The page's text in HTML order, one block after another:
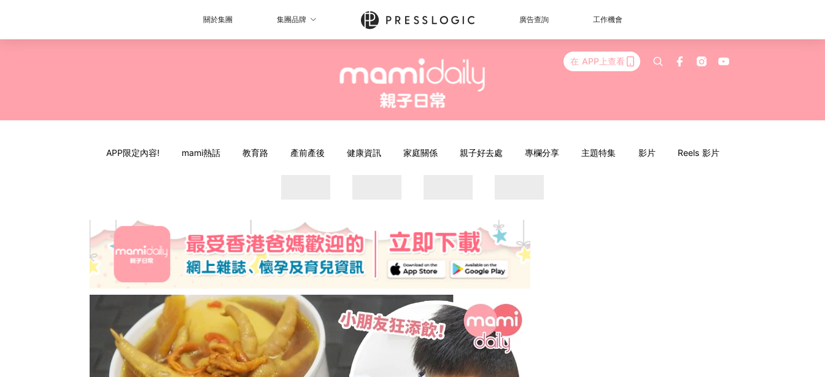
關於集團 集團品牌 廣告查詢 工作機會
在 APP上查看
APP限定內容! mami熱話 教育路 產前產後 健康資訊 家庭關係 親子好去處 專欄分享 主題特集 影片 Reels 影片